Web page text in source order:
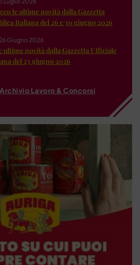
le ultime novità dalla Gazzetta
Italiana del 26 e 30 giugno 2026
Giugno 2026
ultime novità dalla Gazzetta Ufficiale
del 23 giugno 2026
Lavoro & Concorsi